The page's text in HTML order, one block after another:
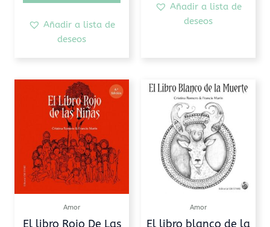
Añadir a lista de
deseos
Añadir a lista de
deseos
Amor
El libro Rojo De Las
Amor
El libro blanco de la